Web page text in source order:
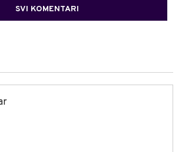
SVI KOMENTARI